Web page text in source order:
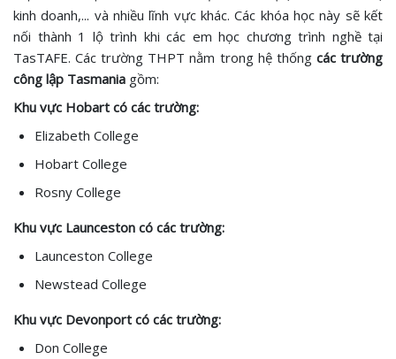
kinh doanh,... và nhiều lĩnh vực khác. Các khóa học này sẽ kết
nối thành 1 lộ trình khi các em học chương trình nghề tại
TasTAFE. Các trường THPT nằm trong hệ thống các trường
công lập Tasmania gồm:
Khu vực Hobart có các trường:
Elizabeth College
Hobart College
Rosny College
Khu vực Launceston có các trường:
Launceston College
Newstead College
Khu vực Devonport có các trường:
Don College